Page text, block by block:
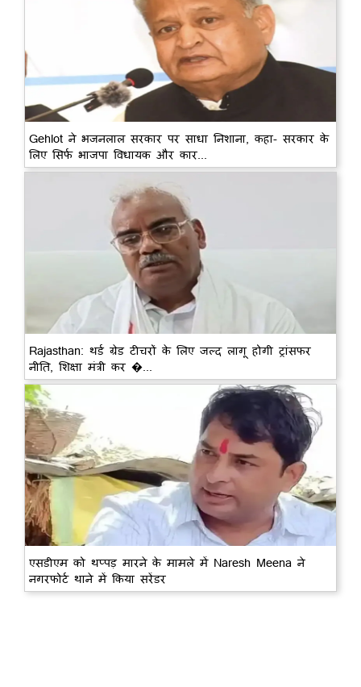
Gehlot ने भजनलाल सरकार पर साधा निशाना, कहा- सरकार के
लिए सिर्फ भाजपा विधायक और कार...
Rajasthan: थर्ड ग्रेड टीचरों के लिए जल्द लागू होगी ट्रांसफर
नीति, शिक्षा मंत्री कर �...
एसडीएम को थप्पड़ मारने के मामले में Naresh Meena ने
नगरफोर्ट थाने में किया सरेंडर